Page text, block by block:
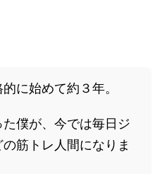
に始めて約３年。
た僕が、今では毎日ジ
筋トレ人間になりま